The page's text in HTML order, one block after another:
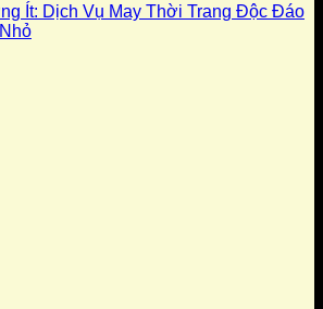
Ít: Dịch Vụ May Thời Trang Độc Đáo